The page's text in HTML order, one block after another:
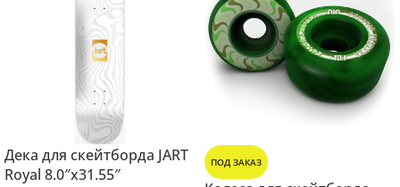
Дека для скейтборда JART
Royal 8.0″x31.55″
ПОД ЗАКАЗ